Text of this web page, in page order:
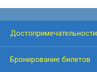
Достопримечательности
Бронирование билетов